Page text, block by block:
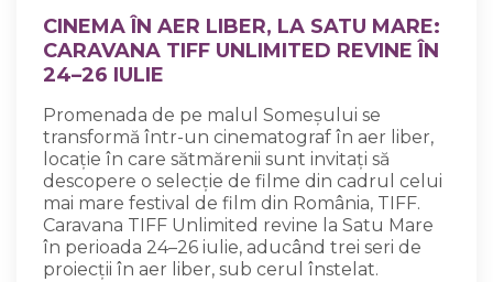
CINEMA ÎN AER LIBER, LA SATU MARE:
CARAVANA TIFF UNLIMITED REVINE ÎN
24–26 IULIE
Promenada de pe malul Someșului se
transformă într-un cinematograf în aer liber,
locație în care sătmărenii sunt invitați să
descopere o selecție de filme din cadrul celui
mai mare festival de film din România, TIFF.
Caravana TIFF Unlimited revine la Satu Mare
în perioada 24–26 iulie, aducând trei seri de
proiecții în aer liber, sub cerul înstelat.